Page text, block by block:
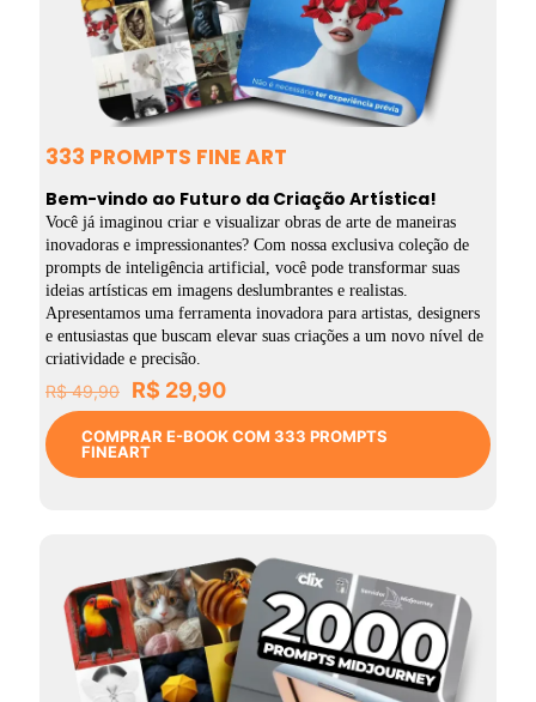
333 PROMPTS FINE ART
Bem-vindo ao Futuro da Criação Artística!
Você já imaginou criar e visualizar obras de arte de maneiras
inovadoras e impressionantes? Com nossa exclusiva coleção de
prompts de inteligência artificial, você pode transformar suas
ideias artísticas em imagens deslumbrantes e realistas.
Apresentamos uma ferramenta inovadora para artistas, designers
e entusiastas que buscam elevar suas criações a um novo nível de
criatividade e precisão.
R$49,90
O
preço
original
era:
R$ 49,90.
R$ 29,90O
preço
atual
R$ 29,90.
COMPRAR E-BOOK COM 333 PROMPTS
FINEART